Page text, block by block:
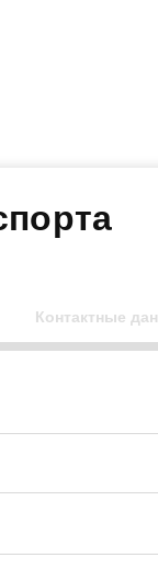
Контактные